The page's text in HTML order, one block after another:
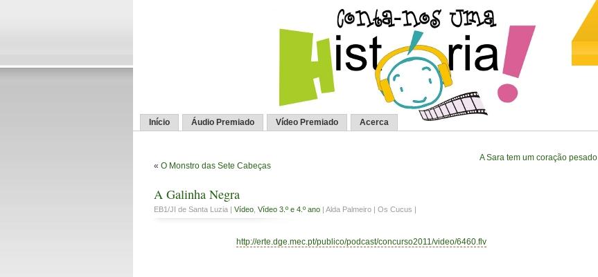
Início Áudio Premiado Vídeo Premiado Acerca
« O Monstro das Sete Cabeças
A Sara tem um coração pesado
A Galinha Negra
EB1/JI de Santa Luzia | Vídeo Vídeo 3.º e 4.º ano | Alda Palmeiro | Os Cucus |
http://erte.dge.mec.pt/publico/podcast/concurso2011/video/6460.flv